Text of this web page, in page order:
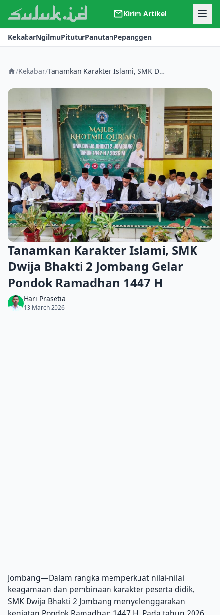
Kirim Artikel
Kerjasama
Kontak
KekabarNgilmuPituturPanutanPepanggen
/Kekabar/ Tanamkan Karakter Islami, SMK Dwija Bhakti 2 Jombang Gelar Pondok Ramadhan 1447 H
Tanamkan Karakter Islami, SMK
Dwija Bhakti 2 Jombang Gelar
Pondok Ramadhan 1447 H
Hari Prasetia
13 March 2026
Jombang—Dalam rangka memperkuat nilai-nilai
keagamaan dan pembinaan karakter peserta didik,
SMK Dwija Bhakti 2 Jombang menyelenggarakan